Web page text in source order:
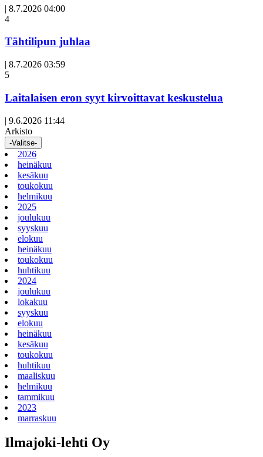
| 8.7.2026 04:00
Avoin
4
Tähtilipun juhlaa
| 8.7.2026 03:59
Avoin
5
Laitalaisen eron syyt kirvoittavat keskustelua
| 9.6.2026 11:44
Arkisto
-Valitse-
2026
heinäkuu
kesäkuu
toukokuu
helmikuu
2025
joulukuu
syyskuu
elokuu
heinäkuu
toukokuu
huhtikuu
2024
joulukuu
lokakuu
syyskuu
elokuu
heinäkuu
kesäkuu
toukokuu
huhtikuu
maaliskuu
helmikuu
tammikuu
2023
marraskuu
Ilmajoki-lehti Oy